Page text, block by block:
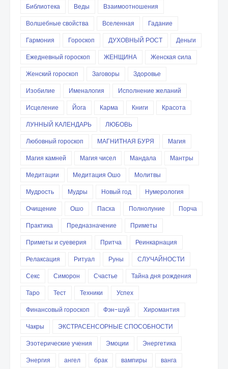
Библиотека
Веды
Взаимоотношения
Волшебные свойства
Вселенная
Гадание
Гармония
Гороскоп ДУХОВНЫЙ РОСТ
Деньги
Ежедневный гороскоп
ЖЕНЩИНА
Женская сила
Женский гороскоп
Заговоры
Здоровье
Изобилие
Именалогия
Исполнение желаний
Исцеление
Йога Карма Книги
Красота
ЛУННЫЙ КАЛЕНДАРЬ
ЛЮБОВЬ
Любовный гороскоп
МАГНИТНАЯ БУРЯ
Магия
Магия камней
Магия чисел Мандала
Мантры
Медитации
Медитация Ошо
Молитвы
Мудрость
Мудры Новый год
Нумерология
Очищение
Ошо Пасха Полнолуние
Порча
Практика
Предназначение
Приметы
Приметы и суеверия
Притча
Реинкарнация
Релаксация
Ритуал Руны
СЛУЧАЙНОСТИ
Секс
Симорон Счастье
Тайна дня рождения
Таро
Тест Техники
Успех
Финансовый гороскоп
Фэн-шуй
Хиромантия
Чакры
ЭКСТРАСЕНСОРНЫЕ СПОСОБНОСТИ
Эзотерические учения
Эмоции
Энергетика
Энергия
ангел брак вампиры
ванга